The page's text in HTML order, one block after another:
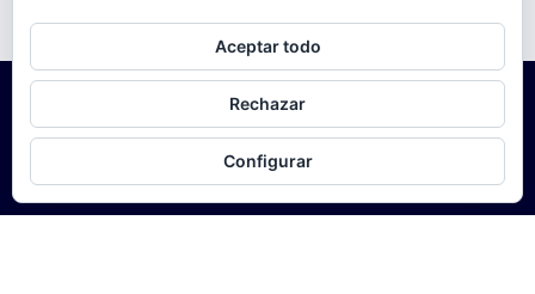
Aceptar todo
Rechazar
Configurar
Para obtener más información, incluido cómo gestionar las cookies,